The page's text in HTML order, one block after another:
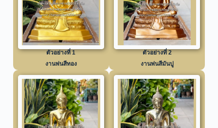
ตัวอย่างที่ 1
งานพ่นสีทอง
ตัวอย่างที่ 2
งานพ่นสีมันปู